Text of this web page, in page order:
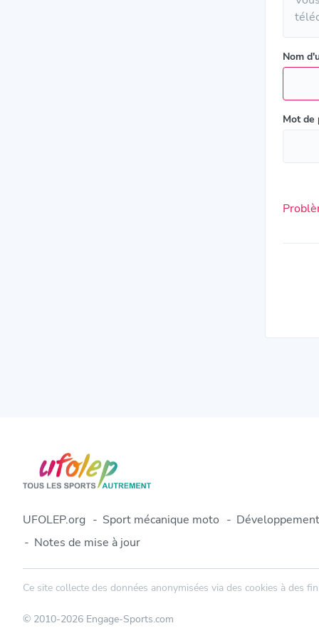
Nom
Mot de
UFOLEP.org Sport mécanique moto
Notes de mise à jour
Ce site collecte des données anonymisées via des cookies à
© 2010-2026 Engage-Sports.com